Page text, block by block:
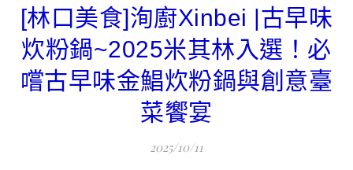
[林口美食]洵廚Xinbei |古早味
炊粉鍋~2025米其林入選！必
嚐古早味金鯧炊粉鍋與創意臺
菜饗宴
2025/10/11